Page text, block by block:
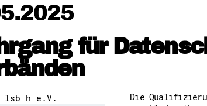
Datenschutz
Erklärung zur
für
Die